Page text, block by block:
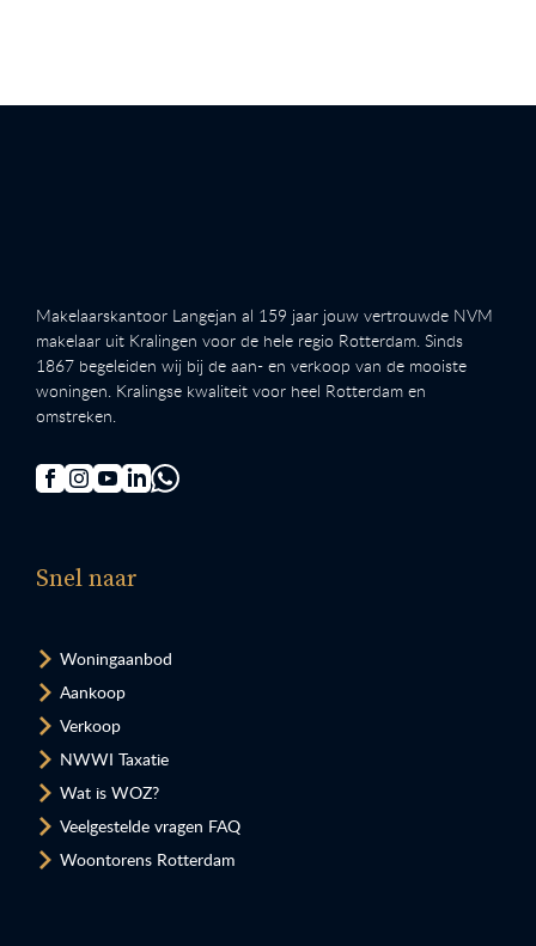
Makelaarskantoor Langejan al 159 jaar jouw vertrouwde NVM
makelaar uit Kralingen voor de hele regio Rotterdam. Sinds
1867 begeleiden wij bij de aan- en verkoop van de mooiste
woningen. Kralingse kwaliteit voor heel Rotterdam en
omstreken.
Snel naar
Woningaanbod
Aankoop
Verkoop
NWWI Taxatie
Wat is WOZ?
Veelgestelde vragen FAQ
Woontorens Rotterdam